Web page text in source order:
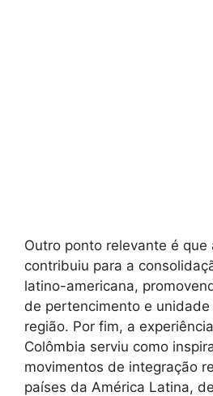
Outro ponto relevante é que
contribuiu para a
latino-americana,
de pertencimento e
região. Por fim, a
Colômbia serviu como
movimentos de integração
países da América Latina,